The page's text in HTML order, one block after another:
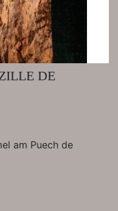
DE
am Puech de